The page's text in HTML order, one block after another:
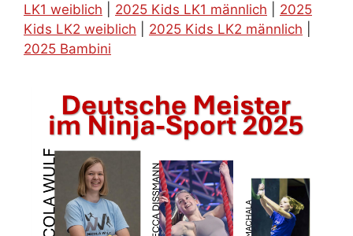
LK1 weiblich
2025 Kids LK1 männlich
2025
Kids LK2 weiblich
2025 Kids LK2 männlich
2025 Bambini